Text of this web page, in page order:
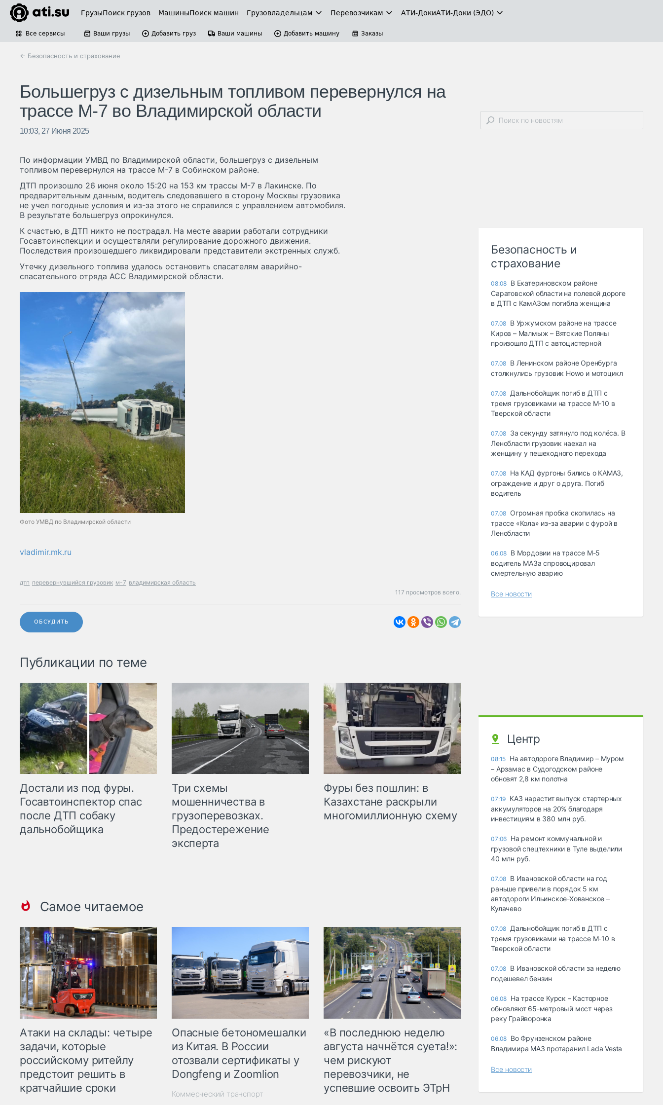
ГрузыПоиск грузов МашиныПоиск машин Грузовладельцам Перевозчикам АТИ-ДокиАТИ-Доки (ЭДО)
Все сервисы Ваши грузы Добавить груз Ваши машины Добавить машину Заказы
← Безопасность и страхование
Большегруз с дизельным топливом перевернулся на
трассе М-7 во Владимирской области
10:03, 27 Июня 2025
По информации УМВД по Владимирской области, большегруз с дизельным
топливом перевернулся на трассе М-7 в Собинском районе.
ДТП произошло 26 июня около 15:20 на 153 км трассы М-7 в Лакинске. По
предварительным данным, водитель следовавшего в сторону Москвы грузовика
не учел погодные условия и из-за этого не справился с управлением автомобиля.
В результате большегруз опрокинулся.
К счастью, в ДТП никто не пострадал. На месте аварии работали сотрудники
Госавтоинспекции и осуществляли регулирование дорожного движения.
Последствия произошедшего ликвидировали представители экстренных служб.
Утечку дизельного топлива удалось остановить спасателям аварийно-
спасательного отряда АСС Владимирской области.
Фото УМВД по Владимирской области
vladimir.mk.ru
дтп перевернувшийся грузовик м-7 владимирская область
117 просмотров всего.
ОБСУДИТЬ
Публикации по теме
Достали из под фуры.
Госавтоинспектор спас
после ДТП собаку
дальнобойщика
Три схемы
мошенничества в
грузоперевозках.
Предостережение
эксперта
Фуры без пошлин: в
Казахстане раскрыли
многомиллионную схему
Самое читаемое
Атаки на склады: четыре
задачи, которые
российскому ритейлу
предстоит решить в
кратчайшие сроки
Опасные бетономешалки
из Китая. В России
отозвали сертификаты у
Dongfeng и Zoomlion
Коммерческий транспорт
«В последнюю неделю
августа начнётся суета!»:
чем рискуют
перевозчики, не
успевшие освоить ЭТрН
Безопасность и
страхование
08:08 В Екатериновском районе
Саратовской области на полевой дороге
в ДТП с КамАЗом погибла женщина
07.08 В Уржумском районе на трассе
Киров – Малмыж – Вятские Поляны
произошло ДТП с автоцистерной
07.08 В Ленинском районе Оренбурга
столкнулись грузовик Howo и мотоцикл
07.08 Дальнобойщик погиб в ДТП с
тремя грузовиками на трассе М-10 в
Тверской области
07.08 За секунду затянуло под колёса. В
Ленобласти грузовик наехал на
женщину у пешеходного перехода
07.08 На КАД фургоны бились о КАМАЗ,
ограждение и друг о друга. Погиб
водитель
07.08 Огромная пробка скопилась на
трассе «Кола» из-за аварии с фурой в
Ленобласти
06.08 В Мордовии на трассе М-5
водитель МАЗа спровоцировал
смертельную аварию
Все новости
Центр
08:15 На автодороге Владимир – Муром
– Арзамас в Судогодском районе
обновят 2,8 км полотна
07:19 КАЗ нарастит выпуск стартерных
аккумуляторов на 20% благодаря
инвестициям в 380 млн руб.
07:06 На ремонт коммунальной и
грузовой спецтехники в Туле выделили
40 млн руб.
07.08 В Ивановской области на год
раньше привели в порядок 5 км
автодороги Ильинское-Хованское –
Кулачево
07.08 Дальнобойщик погиб в ДТП с
тремя грузовиками на трассе М-10 в
Тверской области
07.08 В Ивановской области за неделю
подешевел бензин
06.08 На трассе Курск – Касторное
обновляют 65-метровый мост через
реку Грайворонка
06.08 Во Фрунзенском районе
Владимира МАЗ протаранил Lada Vesta
Все новости